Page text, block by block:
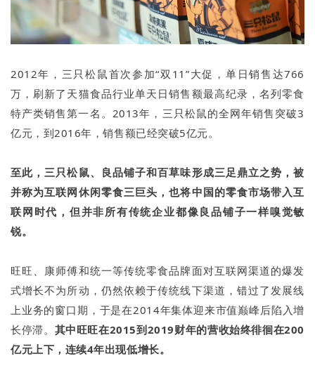
2012年，三只松鼠首次参加“双11”大促，单日销售达766
万，刷新了天猫食品行业单天日销售额最高纪录，名列零食
特产类销售第一名。2013年，三只松鼠的全网年销售突破3
亿元，到2016年，销售额已经突破5亿元。
至此，三只松鼠、良品铺子和百草味形成三足鼎立之势，被
并称为互联网休闲零食三巨头，也将中国的零食市场带入互
联网时代，但并非所有传统企业都像良品铺子一样嗅觉敏
锐。
旺旺、康师傅和统一等传统零食品牌面对互联网渠道的爆发
式增长不为所动，仍然依赖于传统线下渠道，错过了发展线
上业务的窗口期，于是在2014年集体迎来市值巅峰后陷入增
长停滞。 其中旺旺在2015到2019财年的营收始终徘徊在200
亿元上下，连续4年出现低增长。